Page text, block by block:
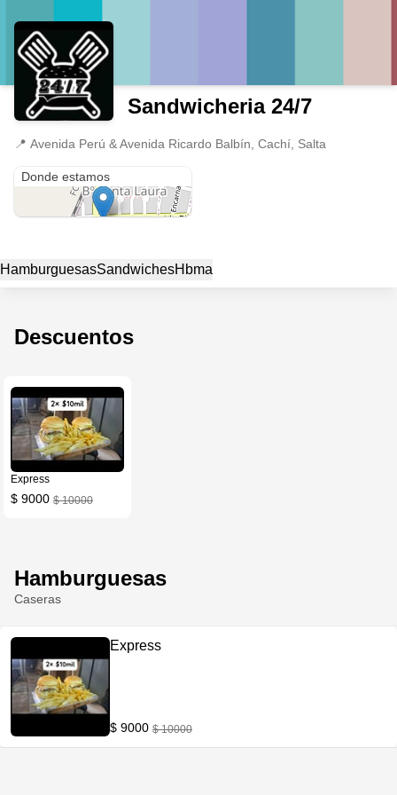
Sandwicheria 24/7
📍 Avenida Perú & Avenida Ricardo Balbín, Cachí, Salta
Donde estamos
HamburguesasSandwichesHbma
Descuentos
Express
$ 9000 $ 10000
Hamburguesas
Caseras
Express
$ 9000 $ 10000